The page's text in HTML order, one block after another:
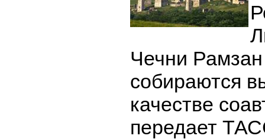
Чечни
собираются
качестве
передает